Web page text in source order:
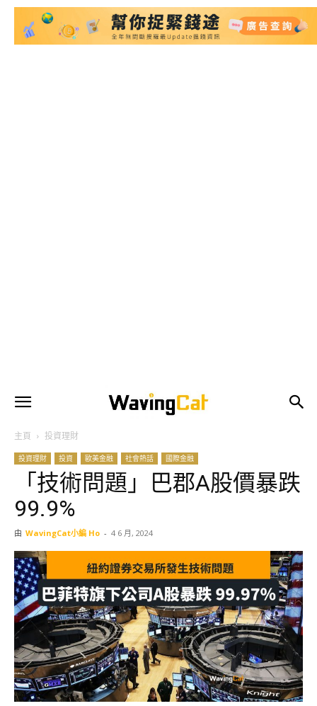
主頁 投資理財
投資理財 投資 歐美金融 社會熱話 國際金融
「技術問題」巴郡A股價暴跌
99.9%
由 WavingCat小編 Ho - 4 6 月, 2024